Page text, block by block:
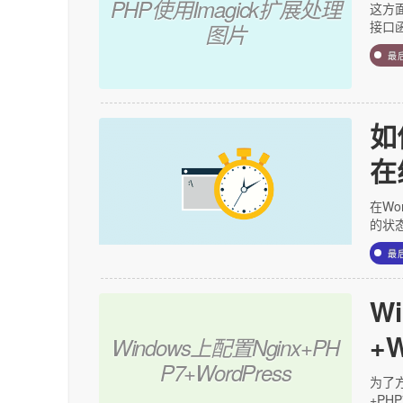
PHP使用Imagick扩展处理
图片
这方
接口
最
在
的状
最
Windows上配置Nginx+PH
P7+WordPress
为了